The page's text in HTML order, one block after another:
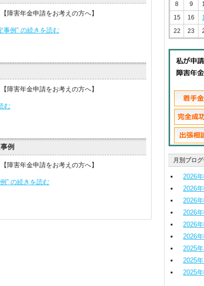
害年金申請をお考えの方へ】
事例” の続きを読む
害年金申請をお考えの方へ】
む
例
害年金申請をお考えの方へ】
” の続きを読む
8
9
15
16
22
23
月別ブロ
2026年
2026年
2026年
2026年
2026年
2026年
2025年
2025年
2025年